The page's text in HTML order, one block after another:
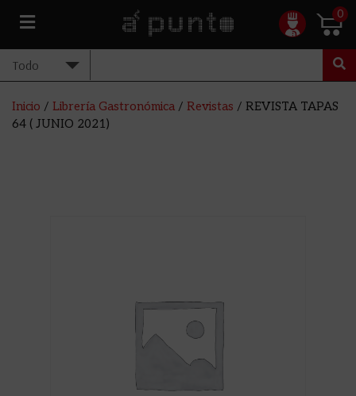
0
Inicio / Librería Gastronómica / Revistas / REVISTA TAPAS
64 ( JUNIO 2021)